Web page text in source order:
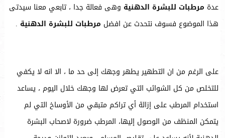
عدة مرطبات للبشرة الدهنية وهى فعالة جدا ، تابعي معنا سيدتى
هذا الموضوع فسوف نتحدث عن افضل مرطبات للبشرة الدهنية .
على الرغم من ان التطهير يطهر وجهك إلى حد ما ، الا انه لا يكفي
للتخلص من كل الشوائب التي تعرض لها وجهك خلال اليوم ، يساعد
استخدام المرطب على إزالة أي تراكم متبقي من الأوساخ التي لم
يتمكن المنظف من الوصول إليها، المرطب ضرورة لاصحاب البشرة